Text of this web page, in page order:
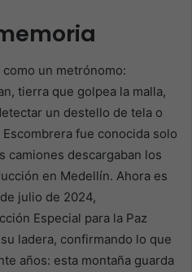
un metrónomo:
tierra que golpea la malla,
un destello de tela o
fue conocida solo
camiones descargaban los
en Medellín. Ahora es
julio de 2024,
Especial para la Paz
ladera, confirmando lo que
años: esta montaña guarda